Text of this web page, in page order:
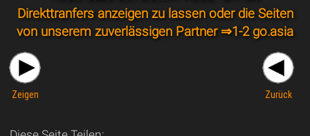
Direkttranfers anzeigen zu lassen oder die Seiten
von unserem zuverlässigen Partner ⇒1-2 go.asia
Zeigen Zurück